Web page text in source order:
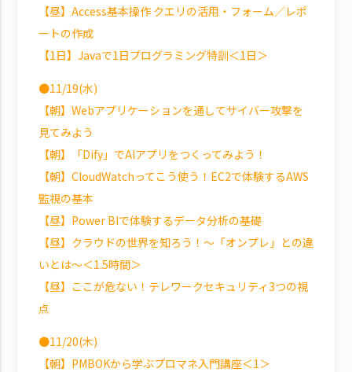
【昼】Access基本操作 クエリの活用・フォーム／レポ
ートの作成
【1日】Javaで1日プログラミング特訓＜1日＞
●11/19(水)
【朝】Webアプリケーションを通してサイバー攻撃を
見てみよう
【朝】「Dify」でAIアプリをつくってみよう！
【朝】CloudWatchってこう使う！EC2で体験するAWS
監視の基本
【昼】Power BIで体験するデータ分析の基礎
【昼】クラウドの世界を知ろう！～「オンプレ」との違
いとは～＜1.5時間＞
【昼】ここが危ない！テレワークセキュリティ3つの視
点
●11/20(木)
【朝】PMBOKから学ぶプロマネ入門講座＜1＞